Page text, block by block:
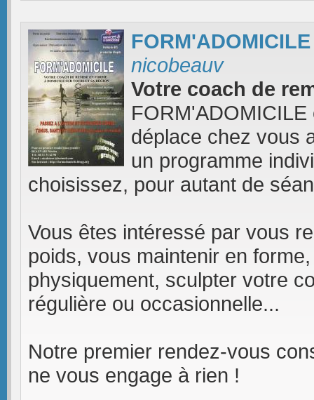
FORM'ADOMICILE
nicobeauv
Votre coach de
déplace chez vous
un programme
choisissez, pour autant de
Vous êtes intéressé par vous
poids, vous maintenir en
physiquement, sculpter votre
régulière ou occasionnelle...
Notre premier rendez-vous
ne vous engage à rien !